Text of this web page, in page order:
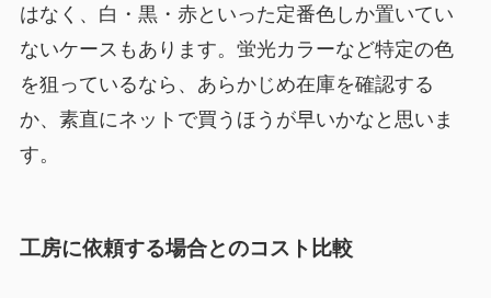
はなく、白・黒・赤といった定番色しか置いてい
ないケースもあります。蛍光カラーなど特定の色
を狙っているなら、あらかじめ在庫を確認する
か、素直にネットで買うほうが早いかなと思いま
す。
工房に依頼する場合とのコスト比較